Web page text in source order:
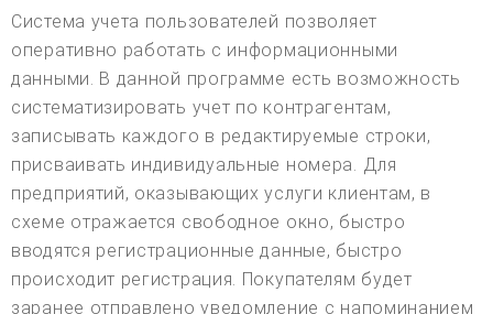
Система учета пользователей позволяет
оперативно работать с информационными
данными. В данной программе есть возможность
систематизировать учет по контрагентам,
записывать каждого в редактируемые строки,
присваивать индивидуальные номера. Для
предприятий, оказывающих услуги клиентам, в
схеме отражается свободное окно, быстро
вводятся регистрационные данные, быстро
происходит регистрация. Покупателям будет
заранее отправлено уведомление с напоминанием